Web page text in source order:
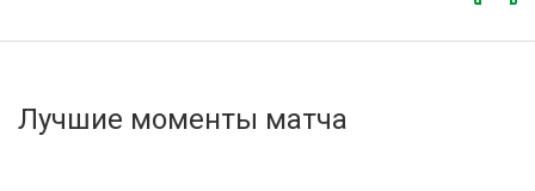
Активировать промокод
Лучшие моменты матча